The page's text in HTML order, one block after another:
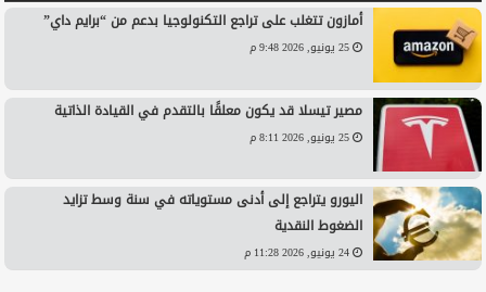
أمازون تتغلب على تراجع التكنولوجيا بدعم من “برايم داي”
25 يونيو, 2026 9:48 م
مصير تيسلا قد يكون معلقًا بالتقدم في القيادة الذاتية
25 يونيو, 2026 8:11 م
اليورو يتراجع إلى أدنى مستوياته في سنة وسط تزايد
الضغوط النقدية
24 يونيو, 2026 11:28 م